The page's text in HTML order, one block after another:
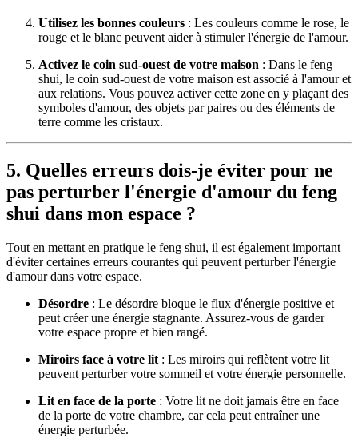
Utilisez les bonnes couleurs : Les couleurs comme le rose, le
rouge et le blanc peuvent aider à stimuler l'énergie de l'amour.
Activez le coin sud-ouest de votre maison : Dans le feng
shui, le coin sud-ouest de votre maison est associé à l'amour et
aux relations. Vous pouvez activer cette zone en y plaçant des
symboles d'amour, des objets par paires ou des éléments de
terre comme les cristaux.
5. Quelles erreurs dois-je éviter pour ne
pas perturber l'énergie d'amour du feng
shui dans mon espace ?
Tout en mettant en pratique le feng shui, il est également important
d'éviter certaines erreurs courantes qui peuvent perturber l'énergie
d'amour dans votre espace.
Désordre : Le désordre bloque le flux d'énergie positive et
peut créer une énergie stagnante. Assurez-vous de garder
votre espace propre et bien rangé.
Miroirs face à votre lit : Les miroirs qui reflètent votre lit
peuvent perturber votre sommeil et votre énergie personnelle.
Lit en face de la porte : Votre lit ne doit jamais être en face
de la porte de votre chambre, car cela peut entraîner une
énergie perturbée.